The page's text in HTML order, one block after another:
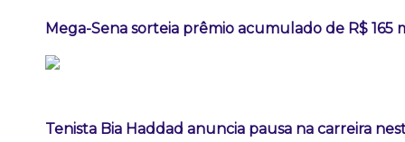
Mega-Sena sorteia prêmio acumulado de R$ 165
Tenista Bia Haddad anuncia pausa na carreira